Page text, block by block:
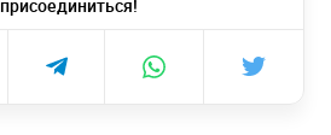
присоединиться!